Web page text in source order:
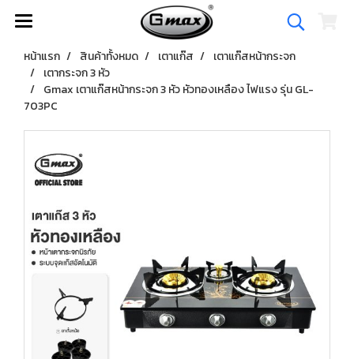
หน้าแรก สินค้าทั้งหมด เตาแก๊ส
เตาแก๊สหน้ากระจก
เตากระจก 3 หัว
Gmax เตาแก๊สหน้ากระจก 3 หัว หัวทองเหลือง ไฟแรง รุ่น GL-
703PC